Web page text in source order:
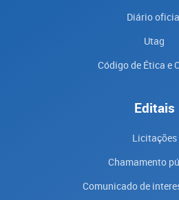
Diário
Utag
Código de Ética e
Editais
Licitações
Chamamento
Comunicado de